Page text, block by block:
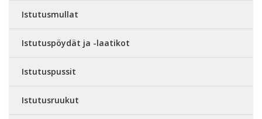
Istutusmullat
Istutuspöydät ja -laatikot
Istutuspussit
Istutusruukut